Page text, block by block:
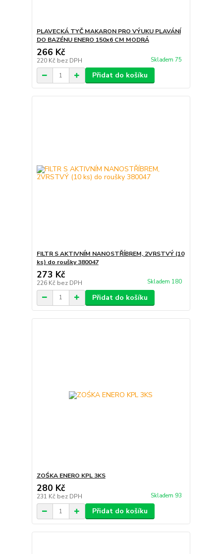
PLAVECKÁ TYČ MAKARON PRO VÝUKU PLAVÁNÍ
DO BAZÉNU ENERO 150x6 CM MODRÁ
266 Kč
220 Kč bez DPH Skladem 75
Přidat do košíku
FILTR S AKTIVNÍM NANOSTŘÍBREM, 2VRSTVÝ (10
ks) do roušky 380047
273 Kč
226 Kč bez DPH Skladem 180
Přidat do košíku
ZOŚKA ENERO KPL 3KS
280 Kč
231 Kč bez DPH Skladem 93
Přidat do košíku